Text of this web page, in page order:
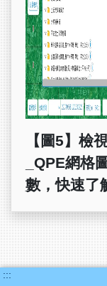
【圖5】檢
_QPE網格
數，快速了
:::